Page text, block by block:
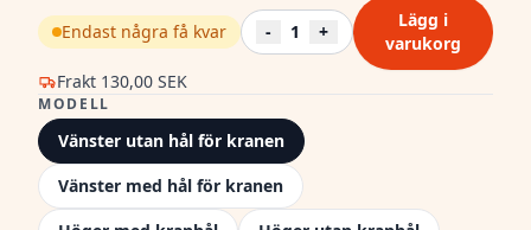
Frakt 130,00 SEK
Endast några få kvar - 1 +
Lägg i
varukorg
MODELL
Vänster utan hål för kranen
Vänster med hål för kranen